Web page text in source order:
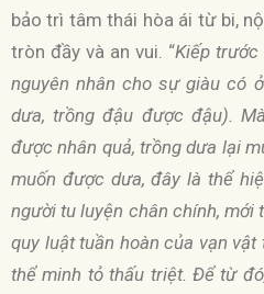
bảo trì tâm thái hòa ái từ bi,
tròn đầy và an vui. “Kiếp trước
nguyên nhân cho sự giàu có
dưa, trồng đậu được đậu).
được nhân quả, trồng dưa lại
muốn được dưa, đây là thể
người tu luyện chân chính, mới
quy luật tuần hoàn của vạn
thể minh tỏ thấu triệt. Để từ